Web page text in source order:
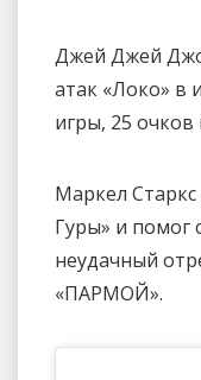
Джей Джей
атак «Локо» в
игры, 25
Маркел Старкс
Гуры» и помог
неудачный
«ПАРМОЙ».